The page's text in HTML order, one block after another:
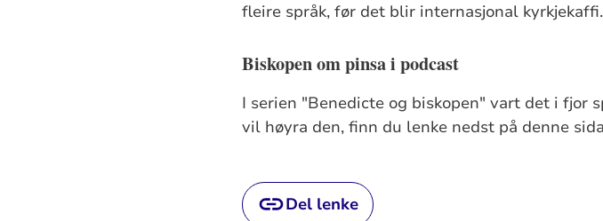
fleire språk, før det blir internasjonal kyrkjekaffi.
Biskopen om pinsa i podcast
I serien "Benedicte og biskopen" vart det i fjor
vil høyra den, finn du lenke nedst på denne
Del lenke